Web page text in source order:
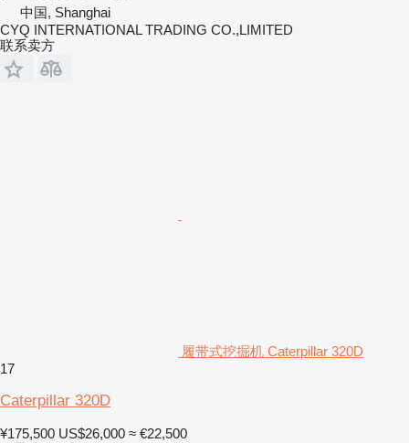
中国, Shanghai
CYQ INTERNATIONAL TRADING CO.,LIMITED
联系卖方
履带式挖掘机 Caterpillar 320D
17
Caterpillar 320D
¥175,500 US$26,000 ≈ €22,500